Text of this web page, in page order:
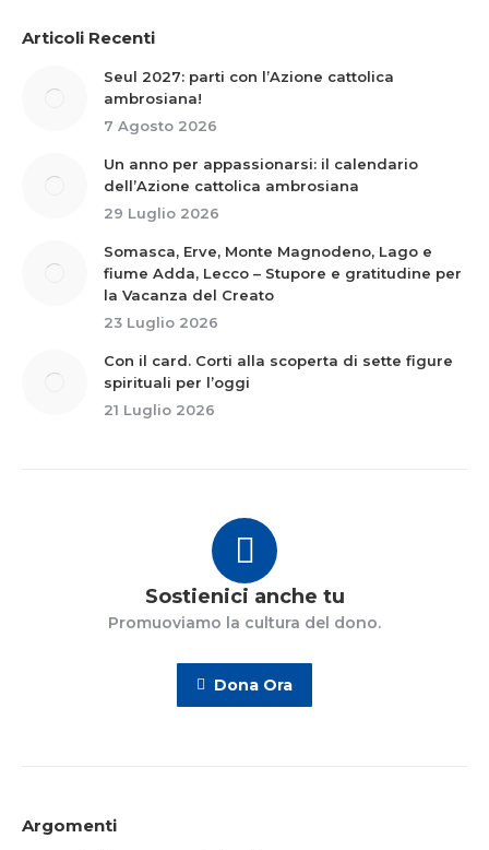
Articoli Recenti
Seul 2027: parti con l’Azione cattolica
ambrosiana!
7 Agosto 2026
Un anno per appassionarsi: il calendario
dell’Azione cattolica ambrosiana
29 Luglio 2026
Somasca, Erve, Monte Magnodeno, Lago e
fiume Adda, Lecco – Stupore e gratitudine per
la Vacanza del Creato
23 Luglio 2026
Con il card. Corti alla scoperta di sette figure
spirituali per l’oggi
21 Luglio 2026
Sostienici anche tu
Promuoviamo la cultura del dono.
Dona Ora
Argomenti